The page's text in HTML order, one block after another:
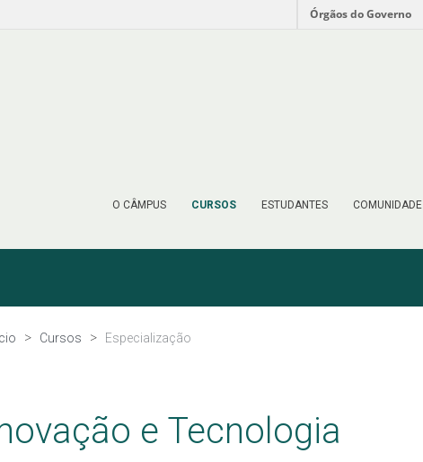
Órgãos do Governo
O CÂMPUS CURSOS ESTUDANTES COMUNIDADE
Cursos Especialização
e Tecnologia